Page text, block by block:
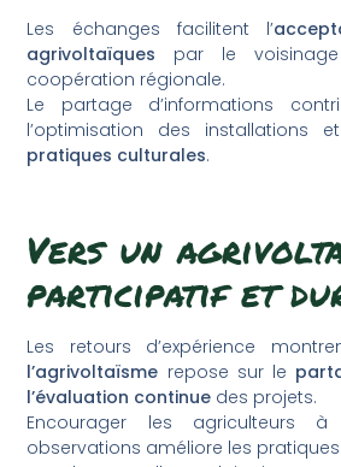
Les échanges facilitent l’
agrivoltaïques par le
coopération régionale.
Le partage d’informations
l’optimisation des installations
pratiques culturales.
Vers un
participatif et
Les retours d’expérience
l’agrivoltaïsme repose sur le
l’évaluation continue des projets.
Encourager les agriculteurs à
observations améliore les